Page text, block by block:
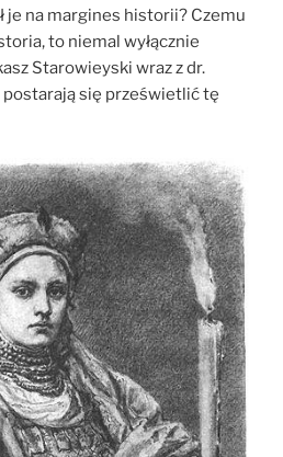
je na margines historii? Czemu
to niemal wyłącznie
Starowieyski wraz z dr.
się prześwietlić tę